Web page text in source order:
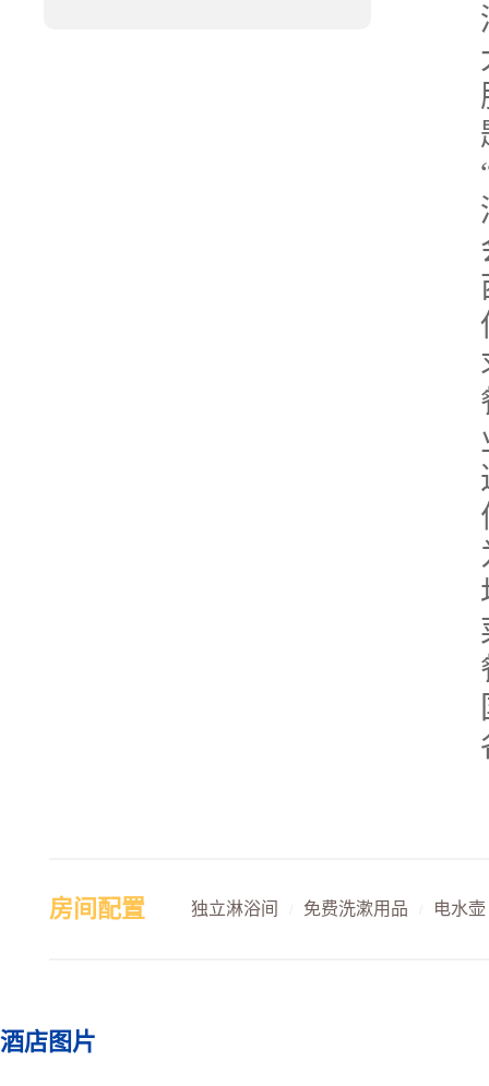
房间配置 独立淋浴间 免费洗漱用品 电水壶
酒店图片